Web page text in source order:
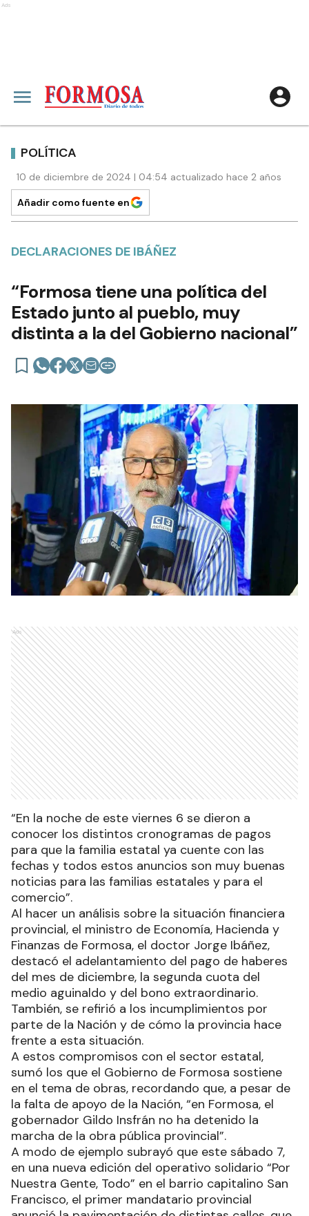
Ads
POLÍTICA
10 de diciembre de 2024 | 04:54 actualizado hace 2 años
Añadir como fuente en
DECLARACIONES DE IBÁÑEZ
“Formosa tiene una política del
Estado junto al pueblo, muy
distinta a la del Gobierno nacional”
Ads
“En la noche de este viernes 6 se dieron a
conocer los distintos cronogramas de pagos
para que la familia estatal ya cuente con las
fechas y todos estos anuncios son muy buenas
noticias para las familias estatales y para el
comercio”.
Al hacer un análisis sobre la situación financiera
provincial, el ministro de Economía, Hacienda y
Finanzas de Formosa, el doctor Jorge Ibáñez,
destacó el adelantamiento del pago de haberes
del mes de diciembre, la segunda cuota del
medio aguinaldo y del bono extraordinario.
También, se refirió a los incumplimientos por
parte de la Nación y de cómo la provincia hace
frente a esta situación.
A estos compromisos con el sector estatal,
sumó los que el Gobierno de Formosa sostiene
en el tema de obras, recordando que, a pesar de
la falta de apoyo de la Nación, “en Formosa, el
gobernador Gildo Insfrán no ha detenido la
marcha de la obra pública provincial”.
A modo de ejemplo subrayó que este sábado 7,
en una nueva edición del operativo solidario “Por
Nuestra Gente, Todo” en el barrio capitalino San
Francisco, el primer mandatario provincial